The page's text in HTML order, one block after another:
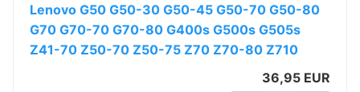
Lenovo G50 G50-30 G50-45 G50-70 G50-80
G70 G70-70 G70-80 G400s G500s G505s
Z41-70 Z50-70 Z50-75 Z70 Z70-80 Z710
36,95 EUR